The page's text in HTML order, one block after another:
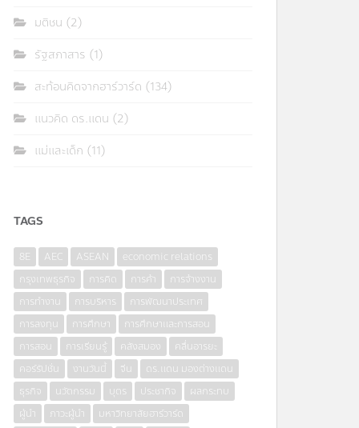
มติชน (2)
รัฐสภาสาร (1)
สะท้อนคิดจากฮาร์วาร์ด (134)
แนวคิด ดร.แดน (2)
แม่และเด็ก (11)
TAGS
8E AEC ASEAN
economic relations
กรุงเทพธุรกิจ
การคิด การค้า
การจ้างงาน
การทำงาน
การบริหาร
การพัฒนาประเทศ
การลงทุน
การศึกษา
การศึกษาและการสอน
การสอน
การเรียนรู้ คลังสมอง
คลื่นอารยะ
คอร์รัปชั่น
งานวันนี้ จีน
ดร.แดน มองต่างแดน
ธุรกิจ
นวัตกรรม บุตร ประชากิจ
ผลกระทบ
ผู้นำ
ภาวะผู้นำ
มหาวิทยาลัยฮาร์วาร์ด